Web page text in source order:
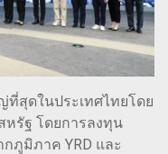
ที่สุดในประเทศไทยโดย
รัฐ โดยการลงทุน
ภูมิภาค YRD และ